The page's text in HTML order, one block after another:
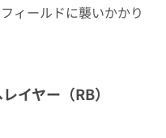
ィールドに襲いかかり
イヤー（RB）